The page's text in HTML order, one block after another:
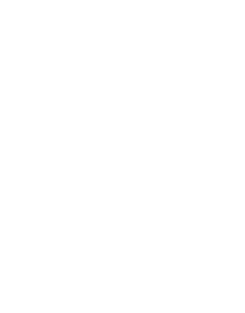
Big data-analys inklusive